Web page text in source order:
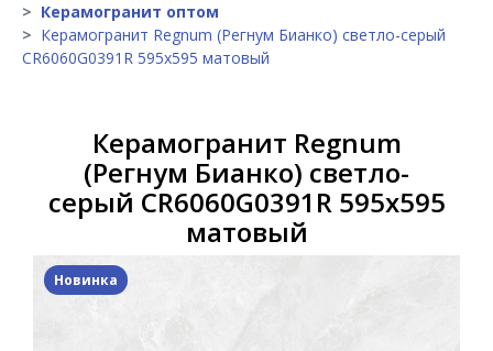
Керамогранит оптом
Керамогранит Regnum (Регнум Бианко) светло-серый
CR6060G0391R 595х595 матовый
Керамогранит Regnum
(Регнум Бианко) светло-
серый CR6060G0391R 595х595
матовый
Новинка